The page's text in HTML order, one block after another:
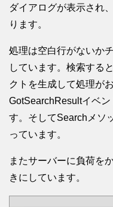
ダイアログが表示され
ります。
処理は空白行がないか
しています。検索する
クトを生成して処理が
GotSearchResultイベ
す。そしてSearchメソ
っています。
またサーバーに負荷を
きにしています。